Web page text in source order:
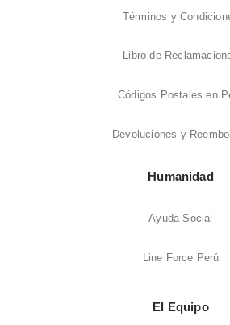
Términos y
Libro de
Códigos Postales en
Devoluciones y
Humanidad
Ayuda Social
Line Force Perú
El Equipo